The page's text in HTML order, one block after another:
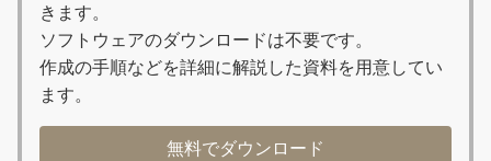
きます。
ソフトウェアのダウンロードは不要です。
作成の手順などを詳細に解説した資料を用意してい
ます。
無料でダウンロード